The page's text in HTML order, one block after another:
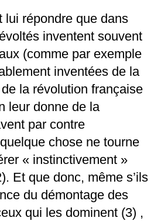
lui répondre que dans
inventent souvent
(comme par exemple
inventées de la
la révolution française
leur donne de la
par contre
chose ne tourne
« instinctivement »
Et que donc, même s’ils
du démontage des
qui les dominent (3) ,